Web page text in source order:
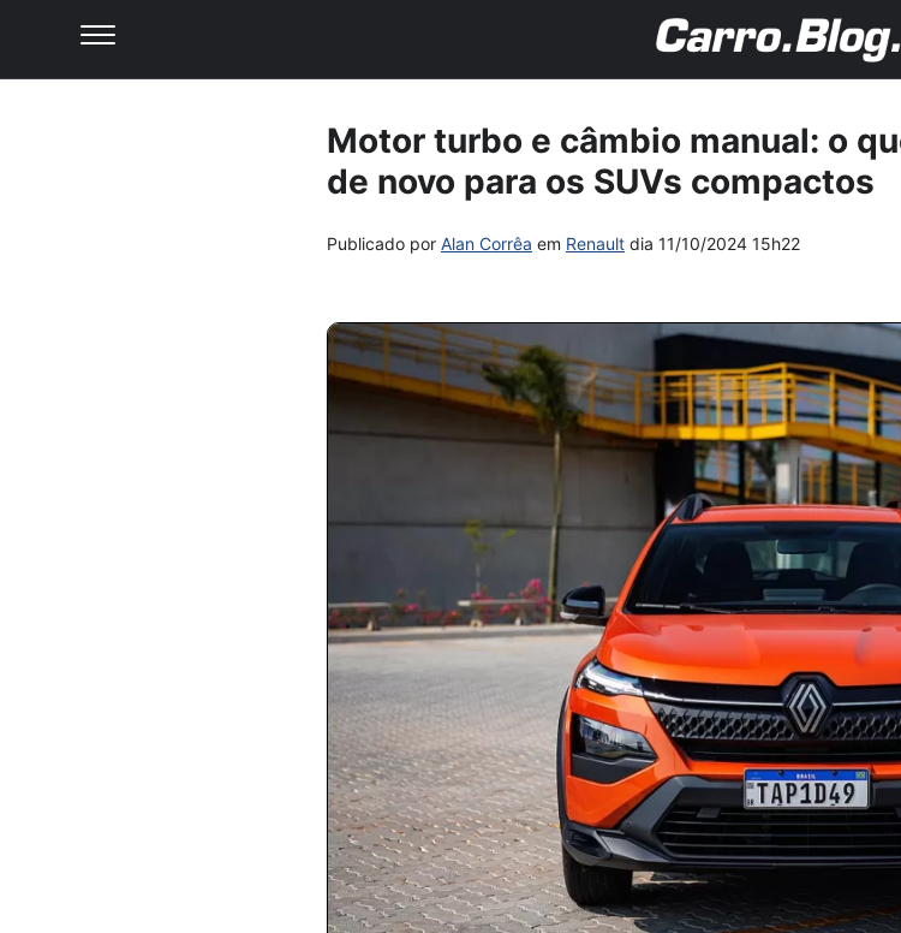
Motor turbo e câmbio manual: o
de novo para os SUVs compactos
Publicado por Alan Corrêa em Renault dia 11/10/2024 15h22